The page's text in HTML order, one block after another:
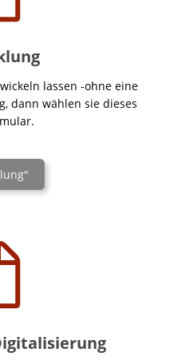
lassen -ohne eine
dann wählen sie dieses